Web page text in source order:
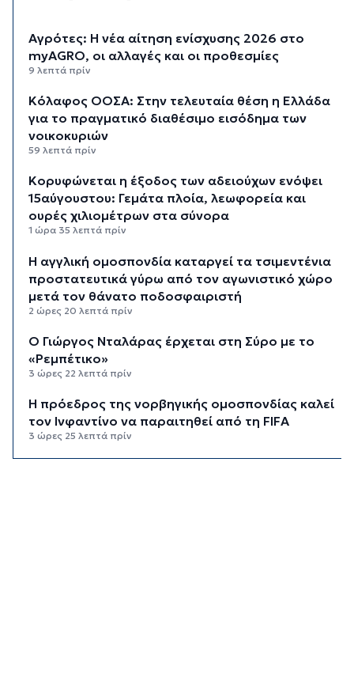
Αγρότες: Η νέα αίτηση ενίσχυσης 2026 στο
myAGRO, οι αλλαγές και οι προθεσμίες
9 λεπτά πρίν
Κόλαφος ΟΟΣΑ: Στην τελευταία θέση η Ελλάδα
για το πραγματικό διαθέσιμο εισόδημα των
νοικοκυριών
59 λεπτά πρίν
Κορυφώνεται η έξοδος των αδειούχων ενόψει
15αύγουστου: Γεμάτα πλοία, λεωφορεία και
ουρές χιλιομέτρων στα σύνορα
1 ώρα 35 λεπτά πρίν
Η αγγλική ομοσπονδία καταργεί τα τσιμεντένια
προστατευτικά γύρω από τον αγωνιστικό χώρο
μετά τον θάνατο ποδοσφαιριστή
2 ώρες 20 λεπτά πρίν
Ο Γιώργος Νταλάρας έρχεται στη Σύρο με το
«Ρεμπέτικο»
3 ώρες 22 λεπτά πρίν
Η πρόεδρος της νορβηγικής ομοσπονδίας καλεί
τον Ινφαντίνο να παραιτηθεί από τη FIFA
3 ώρες 25 λεπτά πρίν